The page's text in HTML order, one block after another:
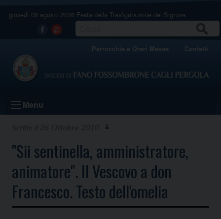
giovedì 06 agosto 2026 Festa della Trasfigurazione del Signore
Facebook
Youtube
Parrocchie e Orari Messe Contatti
Menu
"Sii sentinella, amministratore,
animatore". Il Vescovo a don
Francesco. Testo dell'omelia